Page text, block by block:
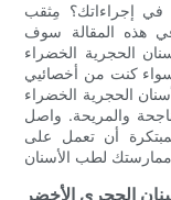
إجراءاتك؟ مِثقب
هذه المقالة سوف
الحجرية الخضراء
كنت من أخصائيي
الحجرية الخضراء
والمريحة. واصل
أن تعمل على
الحجري الأخضر